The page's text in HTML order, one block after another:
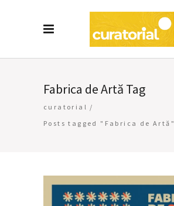
Fabrica de Artă Tag
curatorial /
Posts tagged "Fabrica de Artă"